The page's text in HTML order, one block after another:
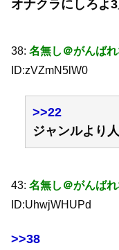
オナクラにしろよ
38: 名無し＠がんば
ID:zVZmN5lW0
>>22
ジャンルより
43: 名無し＠がんば
ID:UhwjWHUPd
>>38